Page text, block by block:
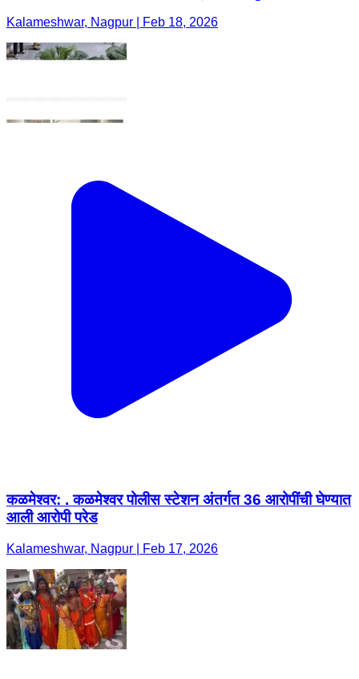
Kalameshwar, Nagpur | Feb 18, 2026
कळमेश्वर: . कळमेश्वर पोलीस स्टेशन अंतर्गत 36 आरोपींची घेण्यात
आली आरोपी परेड
Kalameshwar, Nagpur | Feb 17, 2026